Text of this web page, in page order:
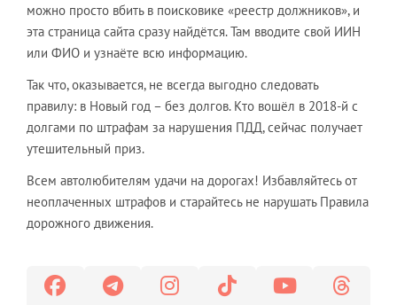
можно просто вбить в поисковике «реестр должников», и
эта страница сайта сразу найдётся. Там вводите свой ИИН
или ФИО и узнаёте всю информацию.
Так что, оказывается, не всегда выгодно следовать
правилу: в Новый год – без долгов. Кто вошёл в 2018-й с
долгами по штрафам за нарушения ПДД, сейчас получает
утешительный приз.
Всем автолюбителям удачи на дорогах! Избавляйтесь от
неоплаченных штрафов и старайтесь не нарушать Правила
дорожного движения.